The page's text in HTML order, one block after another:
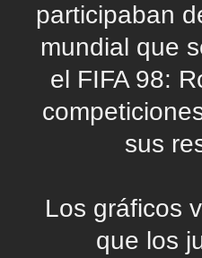
participaban
mundial que
el FIFA 98:
sus
Los gráficos
que los